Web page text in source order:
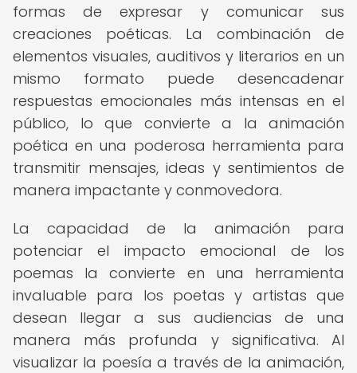
formas de expresar y comunicar sus
creaciones poéticas. La combinación de
elementos visuales, auditivos y literarios en un
mismo formato puede desencadenar
respuestas emocionales más intensas en el
público, lo que convierte a la animación
poética en una poderosa herramienta para
transmitir mensajes, ideas y sentimientos de
manera impactante y conmovedora.
La capacidad de la animación para
potenciar el impacto emocional de los
poemas la convierte en una herramienta
invaluable para los poetas y artistas que
desean llegar a sus audiencias de una
manera más profunda y significativa. Al
visualizar la poesía a través de la animación,